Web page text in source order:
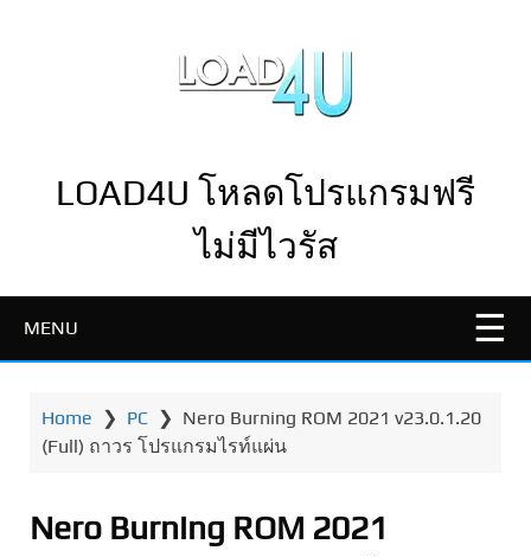
LOAD4U โหลดโปรแกรมฟรี
ไม่มีไวรัส
MENU
Home ❯ PC ❯ Nero Burning ROM 2021 v23.0.1.20
(Full) ถาวร โปรแกรมไรท์แผ่น
Nero Burning ROM 2021